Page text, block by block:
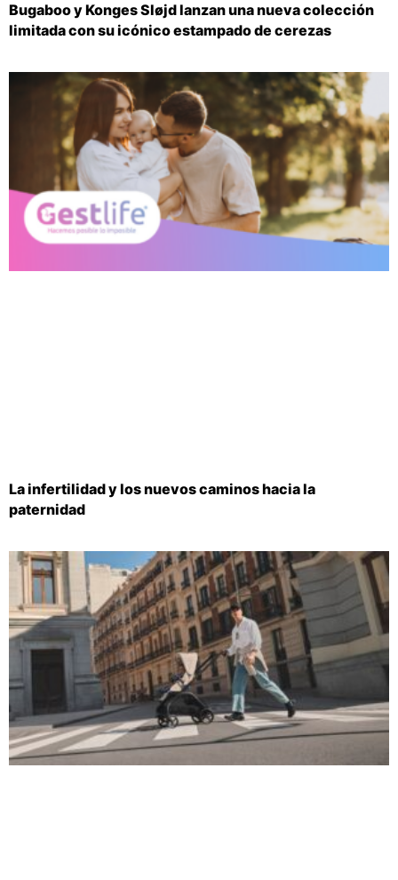
Bugaboo y Konges Sløjd lanzan una nueva colección
limitada con su icónico estampado de cerezas
La infertilidad y los nuevos caminos hacia la
paternidad